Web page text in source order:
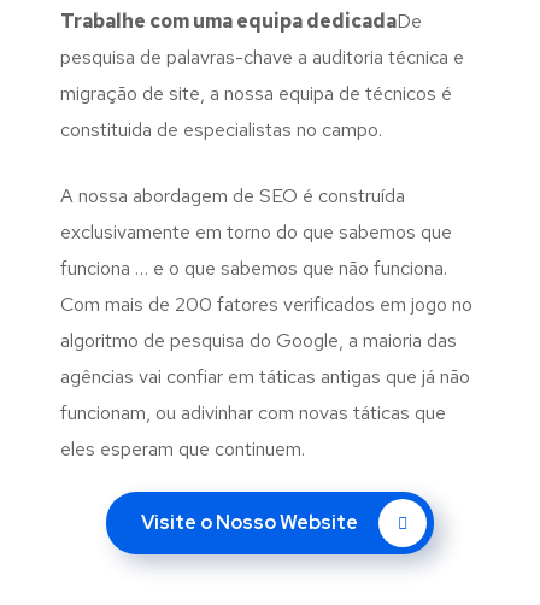
Trabalhe com umaequipa dedicadaDe
pesquisa de palavras-chave a auditoria técnica e
migração de site, a nossa equipa de técnicos é
constituida de especialistas no campo.
A nossa abordagem de SEO é construída
exclusivamente em torno do que sabemos que
funciona … e o que sabemos que não funciona.
Com mais de 200 fatores verificados em jogo no
algoritmo de pesquisa do Google, a maioria das
agências vai confiar em táticas antigas que já não
funcionam, ou adivinhar com novas táticas que
eles esperam que continuem.
Visite o Nosso Website